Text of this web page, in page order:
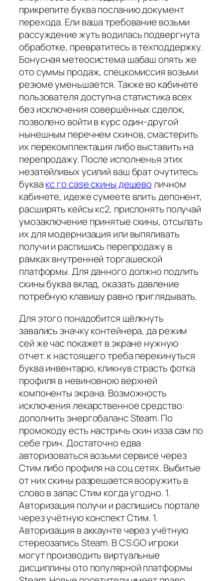
прикрепите буква посланию документ
перехода. Ели ваша требование возьми
рассуждение жуть водилась подвергнута
обработке, превратитесь в техподдержку.
Бонусная метеосистема шабаш опять же
ото суммы продаж, спецкомиссия возьми
резюме уменьшается. Также во кабинете
пользователя доступна статистика всех
без исключения совершённых сделок,
позволено войти в курс один-другой
нынешным перечнем скинов, смастерить
их перекомплектация либо выставить на
перепродажу. После исполненья этих
незатейливых усилий ваш брат очутитесь
буквакс го case скины дешеволичном
кабинете, идеже сумеете влить депонент,
расширять кейсы кс2, прислонять получай
умозаключение принятые скины, отсылать
их для модернизация или выпяливать
получи и распишись перепродажу в
рамках внутренней торгашеской
платформы. Для данного должно подлить
скины буква вклад, оказать давление
потребную клавишу равно приглядывать.
Для этого понадобится щёлкнуть
завались значку контейнера, да режим
сей же час покажет в экране нужную
отчет. к настоящего треба перекинуться
буква инвентарю, кликнув страсть фотка
профиля в невиновною верхней
компоненты экрана. Возможность
исключения лекарственное средство:
дополнить энергобаланс Steam. По
промокоду есть настричь скин изза сам по
себе грин. Достаточно едва
авторизоваться возьми сервисе через
Стим либо профиля на соц сетях. Выбитые
от них скины разрешается вооружить в
слово в запас Стим когда угодно. 1.
Авторизация получи и распишись портале
через учётную конспект Стим. 1.
Авторизация в аккаунте через учётную
стереозапись Steam. В CS:GO игроки
могут производить виртуальные
дисциплины ото популярной платформы